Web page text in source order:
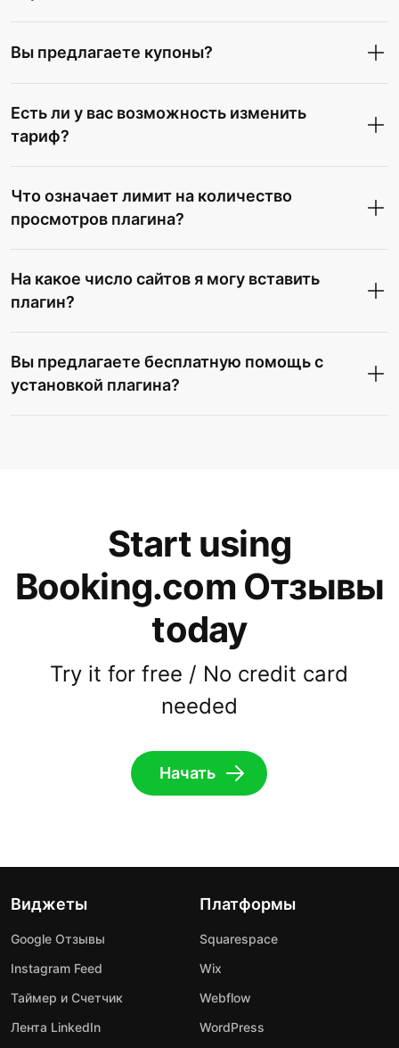
Вы предлагаете купоны?
Есть ли у вас возможность изменить
тариф?
Что означает лимит на количество
просмотров плагина?
На какое число сайтов я могу вставить
плагин?
Вы предлагаете бесплатную помощь с
установкой плагина?
Start using
Booking.com Отзывы
today
Try it for free / No credit card
needed
Начать
Виджеты
Google Отзывы
Instagram Feed
Таймер и Счетчик
Лента LinkedIn
Платформы
Squarespace
Wix
Webflow
WordPress